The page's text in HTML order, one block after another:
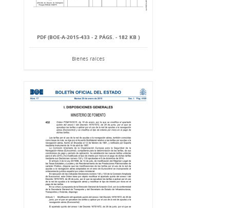
PDF (BOE-A-2015-433 - 2 PÁGS. - 182 KB )
Bienes raíces